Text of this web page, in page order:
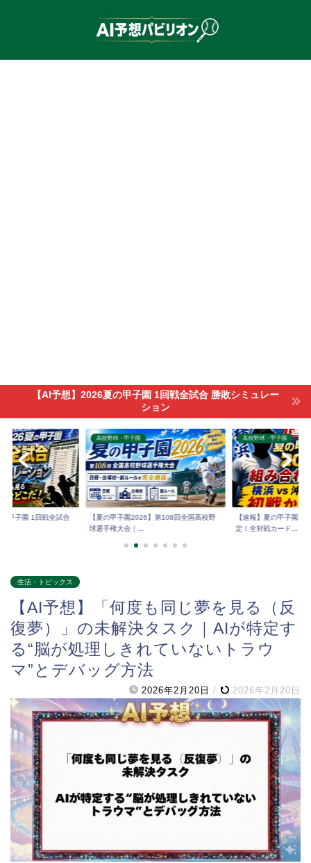
【AI予想】2026夏の甲子園 1回戦全試合 勝敗シミュレー
ション
甲子園 1回戦全試合
高校野球・甲子園
【夏の甲子園2026】第108回全国高校野
球選手権大会｜...
高校野球・甲子園
【速報】夏の甲子園
定！全対戦カード...
生活・トピックス
【AI予想】「何度も同じ夢を見る（反
復夢）」の未解決タスク｜AIが特定す
る“脳が処理しきれていないトラウ
マ”とデバッグ方法
2026年2月20日 / 2026年2月20日